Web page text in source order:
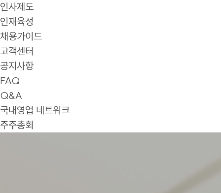
인사제도
인재육성
채용가이드
고객센터
공지사항
FAQ
Q&A
국내영업 네트워크
주주총회